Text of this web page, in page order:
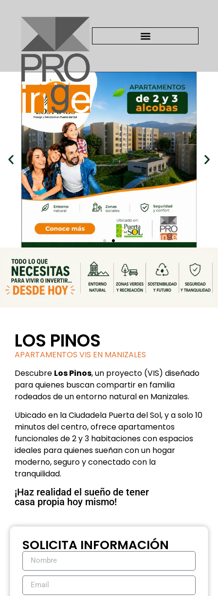
LOS PINOS
APARTAMENTOS VIS EN MANIZALES
Descubre Los Pinos, un proyecto (VIS) diseñado
para quienes buscan compartir en familia
rodeados de un entorno natural en Manizales.
Ubicado en la Ciudadela Puerta del Sol, y a solo 10
minutos del centro, ofrece apartamentos
funcionales de 2 y 3 habitaciones con espacios
ideales para quienes sueñan con un hogar
moderno, seguro y conectado con la
tranquilidad.
¡Haz realidad el sueño de tener
casa propia hoy mismo!
SOLICITA INFORMACIÓN